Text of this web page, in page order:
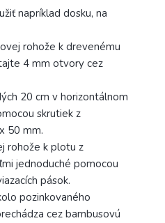
napríklad dosku, na
rohože k drevenému
4 mm otvory cez
20 cm v horizontálnom
skrutiek z
50 mm.
rohože k plotu z
jednoduché pomocou
pások.
pozinkovaného
cez bambusovú